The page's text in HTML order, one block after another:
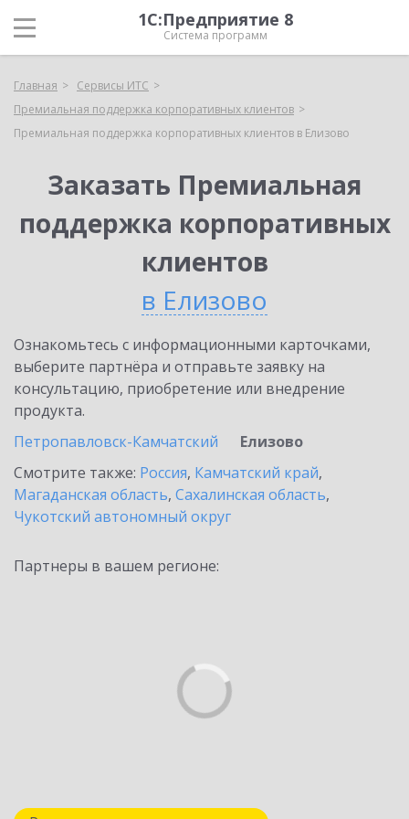
1С:Предприятие 8
Система программ
Главная
Сервисы ИТС
Премиальная поддержка корпоративных клиентов
Премиальная поддержка корпоративных клиентов в Елизово
Заказать Премиальная
поддержка корпоративных
клиентов
в Елизово
Ознакомьтесь с информационными карточками,
выберите партнёра и отправьте заявку на
консультацию, приобретение или внедрение
продукта.
Петропавловск-Камчатский
Елизово
Смотрите также: Россия, Камчатский край,
Магаданская область, Сахалинская область,
Чукотский автономный округ
Партнеры в вашем регионе: